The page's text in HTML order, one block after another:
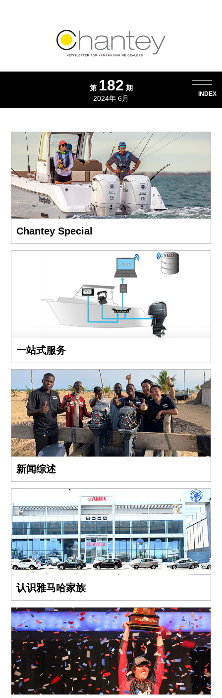
INDEX
第 182 期
2024年 6月
Chantey Special
一站式服务
新闻综述
认识雅马哈家族